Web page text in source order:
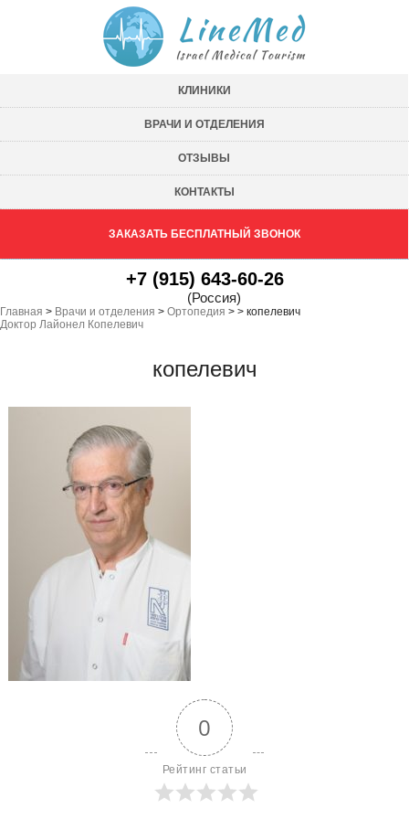
КЛИНИКИ
ВРАЧИ И ОТДЕЛЕНИЯ
ОТЗЫВЫ
КОНТАКТЫ
ЗАКАЗАТЬ БЕСПЛАТНЫЙ ЗВОНОК
+7 (915) 643-60-26
(Россия)
Главная > Врачи и отделения > Ортопедия >
Доктор Лайонел Копелевич
> копелевич
копелевич
0
Рейтинг статьи